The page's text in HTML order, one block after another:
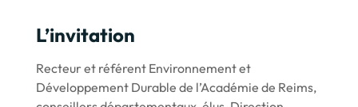
L’invitation
Recteur et référent Environnement et
Développement Durable de l’Académie de Reims,